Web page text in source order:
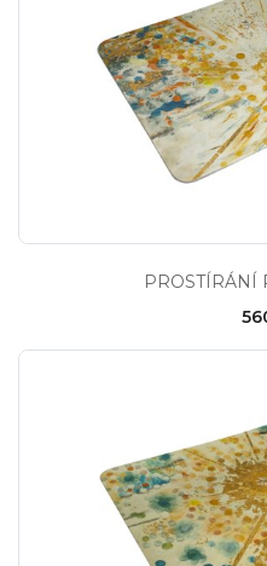
PROSTÍRÁNÍ